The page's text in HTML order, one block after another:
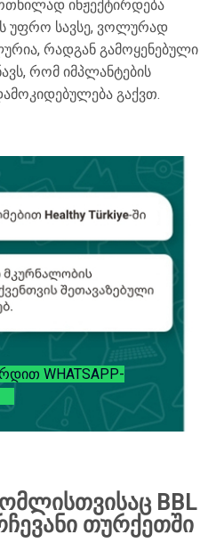
ინჟექტირდება
უფრო სავსე, ვოლურად
რადგან გამოყენებული
რომ იმპლანტების
გაქვთ.
WHATSAPP-
BBL
თურქეთში